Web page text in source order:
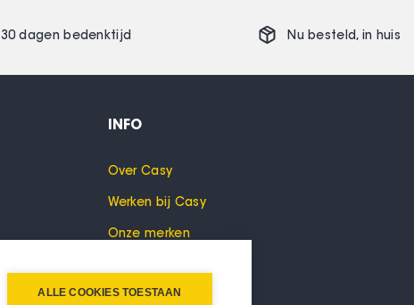
30 dagen bedenktijd Nu besteld, in huis
INFO
Over Casy
Werken bij Casy
Onze merken
Privacyverklaring
ALLE COOKIES TOESTAAN